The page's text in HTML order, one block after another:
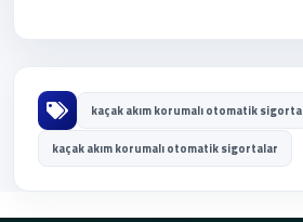
kaçak akım korumalı otomatik sigorta
kaçak akım korumalı otomatik sigortalar